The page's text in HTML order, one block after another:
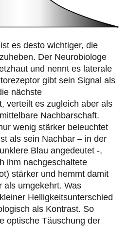
es desto wichtiger, die
Der Neurobiologe
und nennt es laterale
gibt sein Signal als
nächste
verteilt es zugleich aber als
Nachbarschaft.
wenig stärker beleuchtet
als sein Nachbar – in der
Blau angedeutet -,
ihm nachgeschaltete
stärker und hemmt damit
als umgekehrt. Was
Helligkeitsunterschied
als Kontrast. So
optische Täuschung der